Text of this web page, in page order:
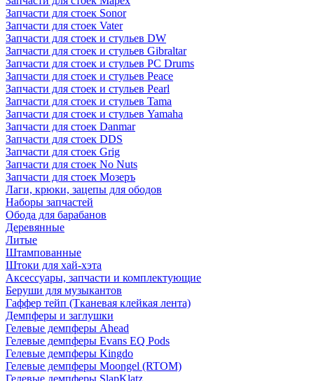
Запчасти для стоек Sonor
Запчасти для стоек Vater
Запчасти для стоек и стульев DW
Запчасти для стоек и стульев Gibraltar
Запчасти для стоек и стульев PC Drums
Запчасти для стоек и стульев Peace
Запчасти для стоек и стульев Pearl
Запчасти для стоек и стульев Tama
Запчасти для стоек и стульев Yamaha
Запчасти для стоек Danmar
Запчасти для стоек DDS
Запчасти для стоек Grig
Запчасти для стоек No Nuts
Запчасти для стоек Мозеръ
Лаги, крюки, зацепы для ободов
Наборы запчастей
Обода для барабанов
Деревянные
Литые
Штампованные
Штоки для хай-хэта
Аксессуары, запчасти и комплектующие
Беруши для музыкантов
Гаффер тейп (Тканевая клейкая лента)
Демпферы и заглушки
Гелевые демпферы Ahead
Гелевые демпферы Evans EQ Pods
Гелевые демпферы Kingdo
Гелевые демпферы Moongel (RTOM)
Гелевые демпферы SlapKlatz